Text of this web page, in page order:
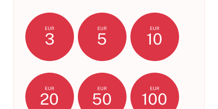
EUR
3
EUR
5
EUR
10
EUR
20
EUR
50
EUR
100